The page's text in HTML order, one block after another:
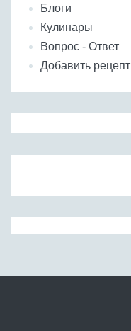
Блоги
Кулинары
Вопрос - Ответ
Добавить рецепт